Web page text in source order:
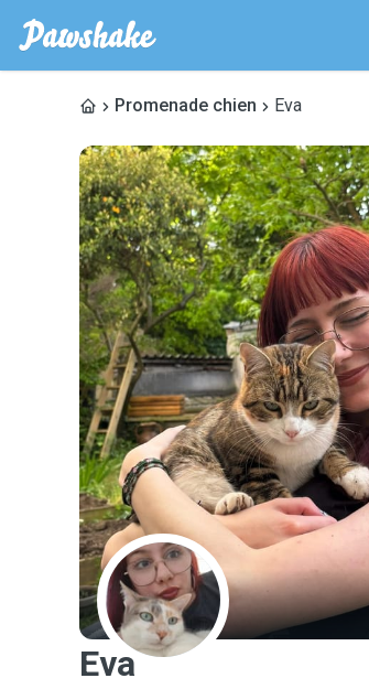
Promenade chien Eva
E
Eva